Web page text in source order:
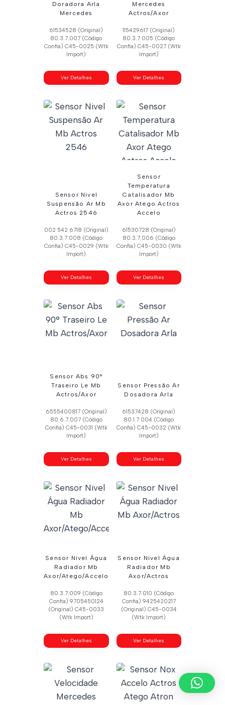
Doradora Arla
Mercedes
61534528 (Original)
80.3.7.007 (Código
Confia) C45-0025 (Wtk
Import)
Ver Detalhes
Mercedes
Actros/Axor
115429617 (Original)
80.3.7.005 (Código
Confia) C45-0027 (Wtk
Import)
Ver Detalhes
Sensor Nivel
Suspensão Ar Mb
Actros 2546
002 542 6718 (Original)
80.3.7.008 (Código
Confia) C45-0029 (Wtk
Import)
Ver Detalhes
Sensor
Temperatura
Catalisador Mb
Axor Atego Actros
Accelo
61530728 (Original)
80.3.7.006 (Código
Confia) C45-0030 (Wtk
Import)
Ver Detalhes
Sensor Abs 90°
Traseiro Le Mb
Actros/Axor
6555400817 (Original)
80.6.7.007 (Código
Confia) C45-0031 (Wtk
Import)
Ver Detalhes
Sensor Pressão Ar
Dosadora Arla
61537428 (Original)
80.1.7.004 (Código
Confia) C45-0032 (Wtk
Import)
Ver Detalhes
Sensor Nivel Água
Radiador Mb
Axor/Atego/Accelo
80.3.7.009 (Código
Confia) 9705450124
(Original) C45-0033
(Wtk Import)
Ver Detalhes
Sensor Nivel Água
Radiador Mb
Axor/Actros
80.3.7.010 (Código
Confia) 9425420217
(Original) C45-0034
(Wtk Import)
Ver Detalhes